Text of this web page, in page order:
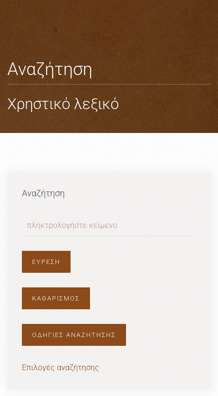
Skip to main content
Αναζήτηση
Χρηστικό λεξικό
Αναζήτηση
ΟΔΗΓΙΕΣ ΑΝΑΖΗΤΗΣΗΣ
Επιλογές αναζήτησης